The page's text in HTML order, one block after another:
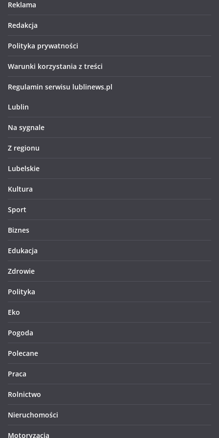
Reklama
Redakcja
Polityka prywatności
Warunki korzystania z treści
Regulamin serwisu lublinews.pl
Lublin
Na sygnale
Z regionu
Lubelskie
Kultura
Sport
Biznes
Edukacja
Zdrowie
Polityka
Eko
Pogoda
Polecane
Praca
Rolnictwo
Nieruchomości
Motoryzacja